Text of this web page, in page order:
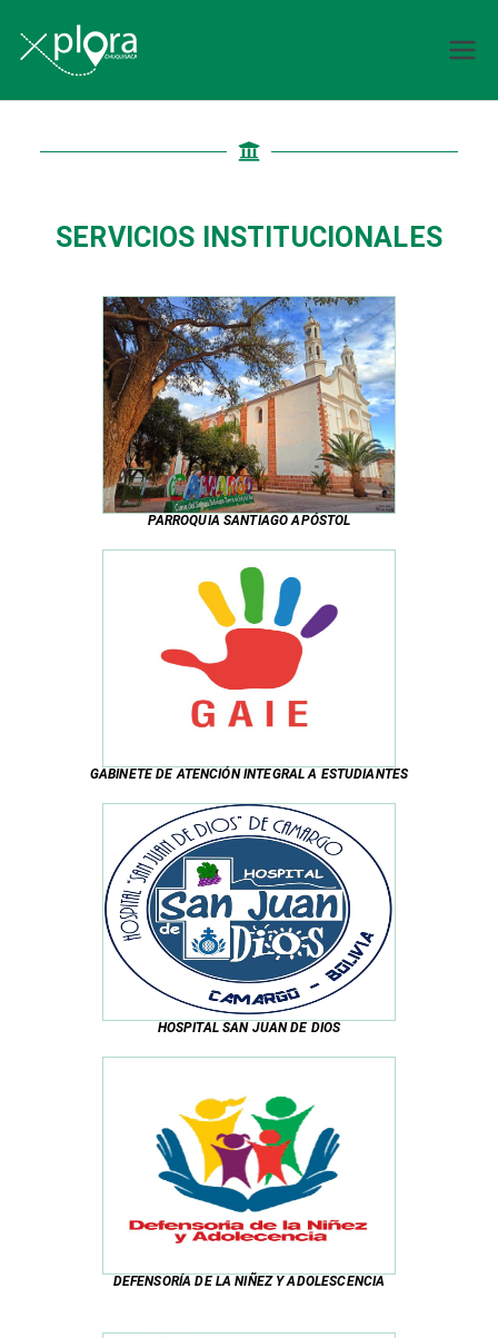
Chuquisaca
SERVICIOS INSTITUCIONALES
PARROQUIA SANTIAGO APÓSTOL
GABINETE DE ATENCIÓN INTEGRAL A ESTUDIANTES
HOSPITAL SAN JUAN DE DIOS
DEFENSORÍA DE LA NIÑEZ Y ADOLESCENCIA